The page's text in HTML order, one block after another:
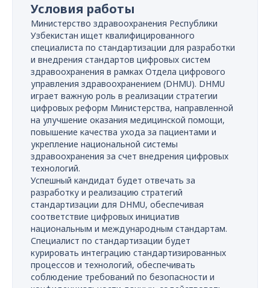
Условия работы
Министерство здравоохранения Республики
Узбекистан ищет квалифицированного
специалиста по стандартизации для разработки
и внедрения стандартов цифровых систем
здравоохранения в рамках Отдела цифрового
управления здравоохранением (DHMU). DHMU
играет важную роль в реализации стратегии
цифровых реформ Министерства, направленной
на улучшение оказания медицинской помощи,
повышение качества ухода за пациентами и
укрепление национальной системы
здравоохранения за счет внедрения цифровых
технологий.
Успешный кандидат будет отвечать за
разработку и реализацию стратегий
стандартизации для DHMU, обеспечивая
соответствие цифровых инициатив
национальным и международным стандартам.
Специалист по стандартизации будет
курировать интеграцию стандартизированных
процессов и технологий, обеспечивать
соблюдение требований по безопасности и